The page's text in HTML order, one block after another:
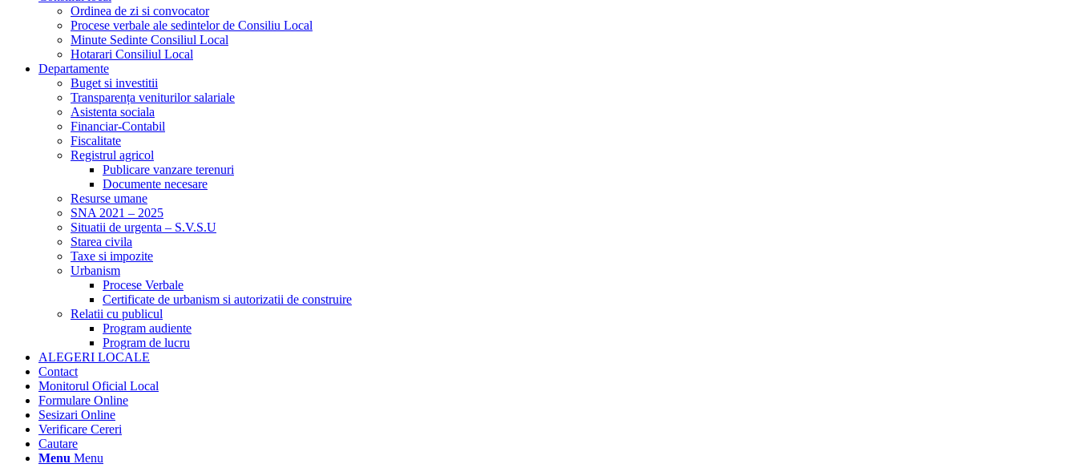
Ordinea de zi si convocator
Procese verbale ale sedintelor de Consiliu Local
Minute Sedinte Consiliul Local
Hotarari Consiliul Local
Departamente
Buget si investitii
Transparența veniturilor salariale
Asistenta sociala
Financiar-Contabil
Fiscalitate
Registrul agricol
Publicare vanzare terenuri
Documente necesare
Resurse umane
SNA 2021 – 2025
Situatii de urgenta – S.V.S.U
Starea civila
Taxe si impozite
Urbanism
Procese Verbale
Certificate de urbanism si autorizatii de construire
Relatii cu publicul
Program audiente
Program de lucru
ALEGERI LOCALE
Contact
Monitorul Oficial Local
Formulare Online
Sesizari Online
Verificare Cereri
Cautare
Menu Menu